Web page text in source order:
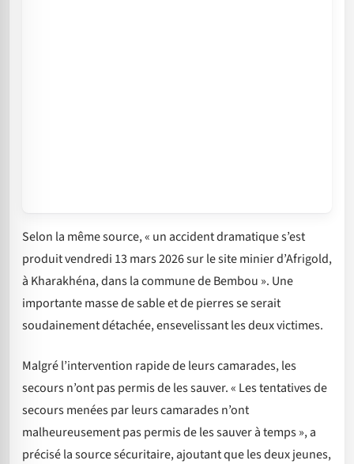
Selon la même source, « un accident dramatique s’est
produit vendredi 13 mars 2026 sur le site minier d’Afrigold,
à Kharakhéna, dans la commune de Bembou ». Une
importante masse de sable et de pierres se serait
soudainement détachée, ensevelissant les deux victimes.
Malgré l’intervention rapide de leurs camarades, les
secours n’ont pas permis de les sauver. « Les tentatives de
secours menées par leurs camarades n’ont
malheureusement pas permis de les sauver à temps », a
précisé la source sécuritaire, ajoutant que les deux jeunes,